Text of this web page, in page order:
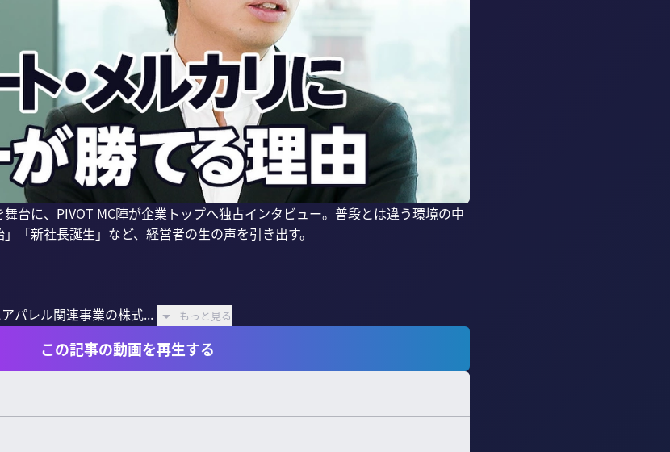
台に、PIVOT MC陣が企業トップへ独占インタビュー。普段とは違う環境の中
「新社長誕生」など、経営者の生の声を引き出す。
パレル関連事業の株式...
もっと見る
この記事の動画を再生する